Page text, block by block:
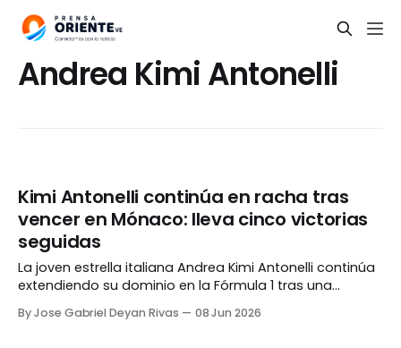
Andrea Kimi Antonelli
Kimi Antonelli continúa en racha tras
vencer en Mónaco: lleva cinco victorias
seguidas
La joven estrella italiana Andrea Kimi Antonelli continúa
extendiendo su dominio en la Fórmula 1 tras una
sumando además su quinto triunfo consecutivo de la
By Jose Gabriel Deyan Rivas 08 Jun 2026